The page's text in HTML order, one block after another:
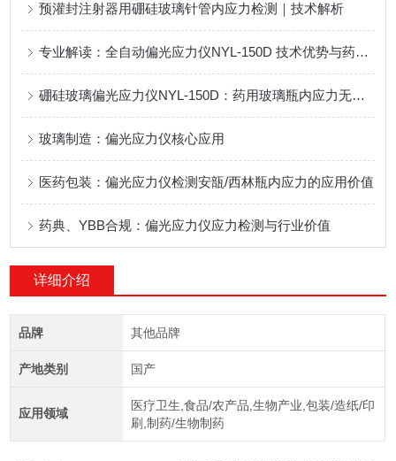
预灌封注射器用硼硅玻璃针管内应力检测｜技术解析
专业解读：全自动偏光应力仪NYL-150D 技术优势与药包材检测应用解析
硼硅玻璃偏光应力仪NYL-150D：药用玻璃瓶内应力无损检测专用设备应用说明
玻璃制造：偏光应力仪核心应用
医药包装：偏光应力仪检测安瓿/西林瓶内应力的应用价值
药典、YBB合规：偏光应力仪应力检测与行业价值
详细介绍
品牌 其他品牌
产地类别 国产
应用领域
医疗卫生,食品/农产品,生物产业,包装/造纸/印
刷,制药/生物制药